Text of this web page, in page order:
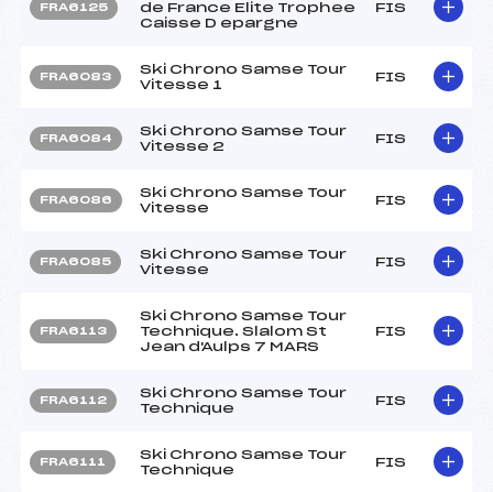
FRA6125
de France Elite Trophee
Caisse D epargne
FIS
FRA6083
Ski Chrono Samse Tour
Vitesse 1
FIS
FRA6084
Ski Chrono Samse Tour
Vitesse 2
FIS
FRA6086
Ski Chrono Samse Tour
Vitesse
FIS
FRA6085
Ski Chrono Samse Tour
Vitesse
FIS
FRA6113
Ski Chrono Samse Tour
Technique. Slalom St
Jean d'Aulps 7 MARS
FIS
FRA6112
Ski Chrono Samse Tour
Technique
FIS
FRA6111
Ski Chrono Samse Tour
Technique
FIS